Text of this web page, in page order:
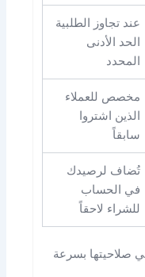
عند تجاوز الطلبية
الحد الأدنى
المحدد
مخصص للعملاء
الذين اشتروا
سابقاً
تُضاف لرصيدك
في الحساب
للشراء لاحقاً
صلاحيتها بسرعة